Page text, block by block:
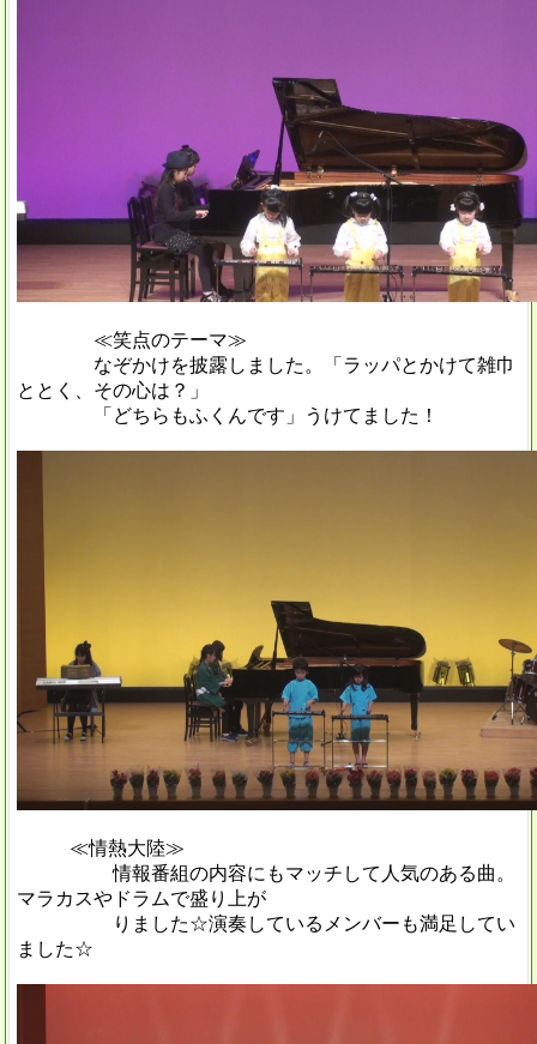
≪笑点のテーマ≫
なぞかけを披露しました。「ラッパとかけて雑巾
ととく、その心は？」
「どちらもふくんです」うけてました！
≪情熱大陸≫
情報番組の内容にもマッチして人気のある曲。
マラカスやドラムで盛り上が
りました☆演奏しているメンバーも満足してい
ました☆